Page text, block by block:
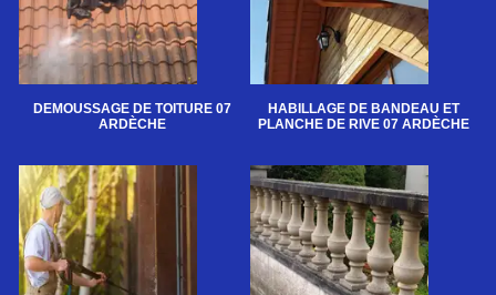
DEMOUSSAGE DE TOITURE 07
ARDÈCHE
HABILLAGE DE BANDEAU ET
PLANCHE DE RIVE 07 ARDÈCHE